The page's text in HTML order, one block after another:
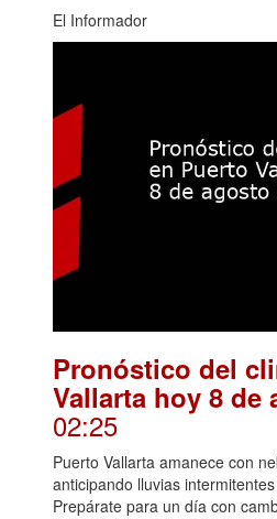
El Informador
Pronóstico del
Vallarta hoy 8 de
02:25
Puerto Vallarta amanece con
anticipando lluvias
Prepárate para un día con